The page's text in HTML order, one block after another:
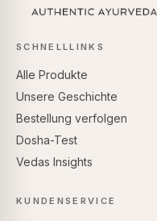
SCHNELLLINKS
Alle Produkte
Unsere Geschichte
Bestellung verfolgen
Dosha-Test
Vedas Insights
KUNDENSERVICE